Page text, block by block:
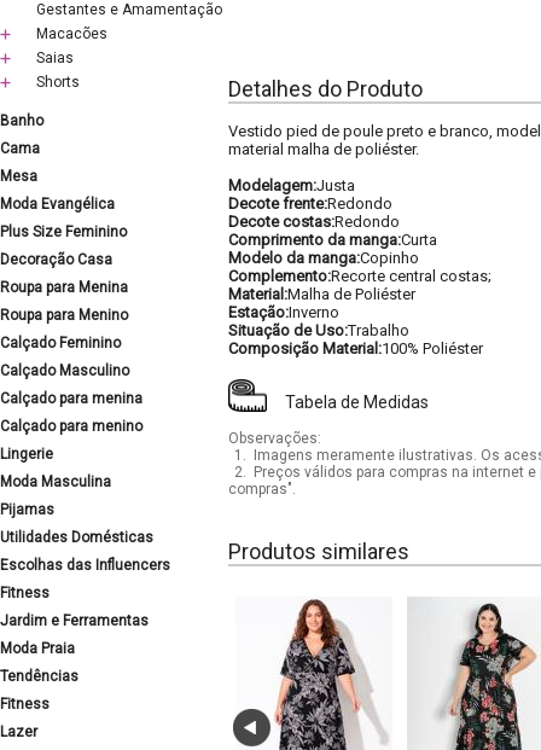
Gestantes e Amamentação
Macacões
Saias
Shorts
Banho
Cama
Mesa
Moda Evangélica
Plus Size Feminino
Decoração Casa
Roupa para Menina
Roupa para Menino
Calçado Feminino
Calçado Masculino
Calçado para menina
Calçado para menino
Lingerie
Moda Masculina
Pijamas
Utilidades Domésticas
Escolhas das Influencers
Fitness
Jardim e Ferramentas
Moda Praia
Tendências
Fitness
Lazer
Detalhes do Produto
Vestido pied de poule preto e branco,
material malha de poliéster.
Modelagem:Justa
Decote frente:Redondo
Decote costas:Redondo
Comprimento da manga:Curta
Modelo da manga:Copinho
Complemento:Recorte central costas;
Material:Malha de Poliéster
Estação:Inverno
Situação de Uso:Trabalho
Composição Material:100% Poliéster
Tabela de Medidas
Observações:
1.
Imagens meramente ilustrativas. Os
2.
Preços válidos para compras na internet
compras".
Produtos similares